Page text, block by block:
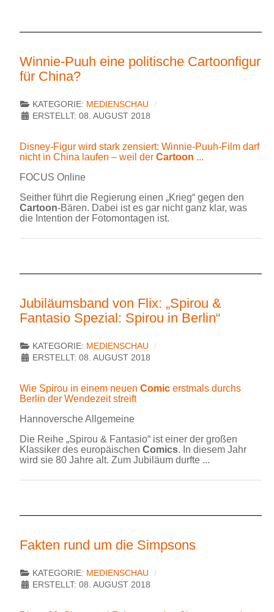
Winnie-Puuh eine politische Cartoonfigur
für China?
KATEGORIE: MEDIENSCHAU
ERSTELLT: 08. AUGUST 2018
Disney-Figur wird stark zensiert: Winnie-Puuh-Film darf
nicht in China laufen – weil der Cartoon ...
FOCUS Online
Seither führt die Regierung einen „Krieg“ gegen den
Cartoon-Bären. Dabei ist es gar nicht ganz klar, was
die Intention der Fotomontagen ist.
Jubiläumsband von Flix: „Spirou &
Fantasio Spezial: Spirou in Berlin“
KATEGORIE: MEDIENSCHAU
ERSTELLT: 08. AUGUST 2018
Wie Spirou in einem neuen Comic erstmals durchs
Berlin der Wendezeit streift
Hannoversche Allgemeine
Die Reihe „Spirou & Fantasio“ ist einer der großen
Klassiker des europäischen Comics. In diesem Jahr
wird sie 80 Jahre alt. Zum Jubiläum durfte ...
Fakten rund um die Simpsons
KATEGORIE: MEDIENSCHAU
ERSTELLT: 08. AUGUST 2018